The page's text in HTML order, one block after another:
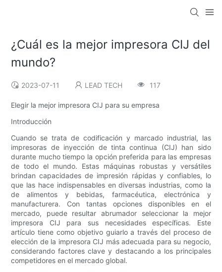
¿Cuál es la mejor impresora CIJ del
mundo?
2023-07-11 LEAD TECH 117
Elegir la mejor impresora CIJ para su empresa
Introducción
Cuando se trata de codificación y marcado industrial, las
impresoras de inyección de tinta continua (CIJ) han sido
durante mucho tiempo la opción preferida para las empresas
de todo el mundo. Estas máquinas robustas y versátiles
brindan capacidades de impresión rápidas y confiables, lo
que las hace indispensables en diversas industrias, como la
de alimentos y bebidas, farmacéutica, electrónica y
manufacturera. Con tantas opciones disponibles en el
mercado, puede resultar abrumador seleccionar la mejor
impresora CIJ para sus necesidades específicas. Este
artículo tiene como objetivo guiarlo a través del proceso de
elección de la impresora CIJ más adecuada para su negocio,
considerando factores clave y destacando a los principales
competidores en el mercado global.